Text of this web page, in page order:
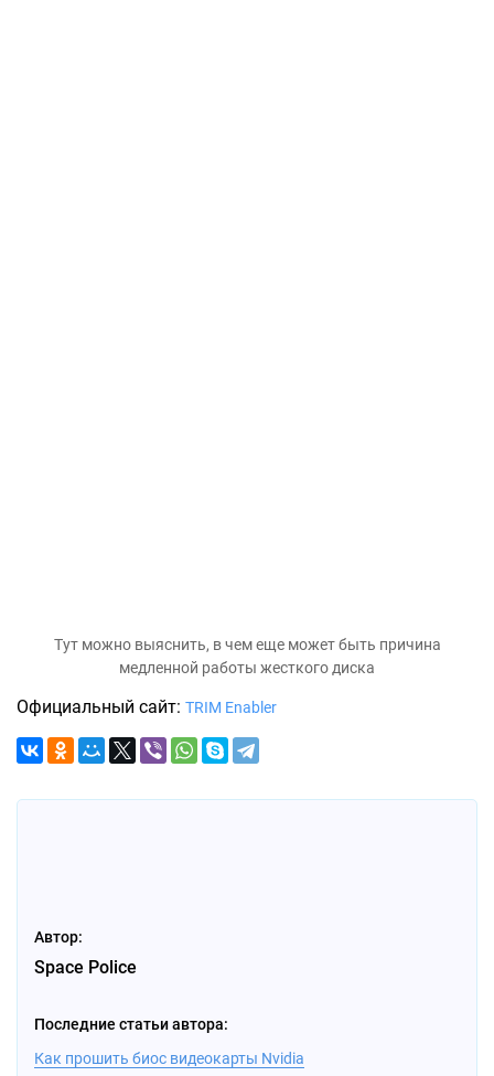
Тут можно выяснить, в чем еще может быть причина
медленной работы жесткого диска
Официальный сайт: TRIM Enabler
Автор:
Space Police
Последние статьи автора:
Как прошить биос видеокарты Nvidia